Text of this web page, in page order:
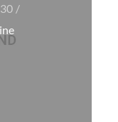
30